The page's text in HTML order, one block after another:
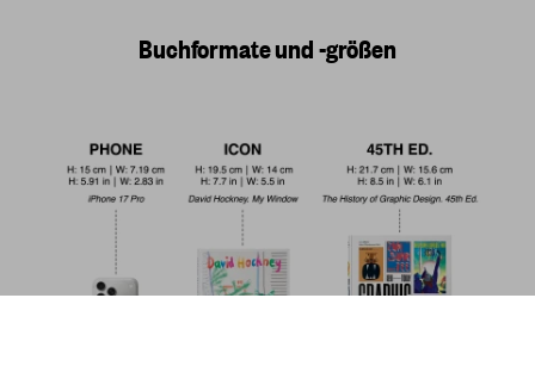
Buchformate und -größen